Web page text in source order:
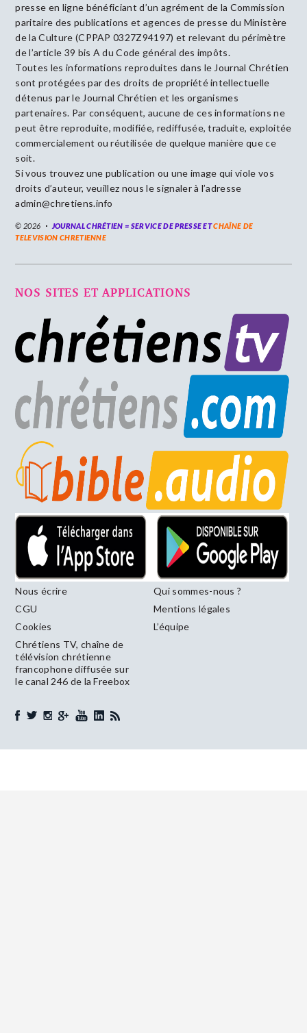
presse en ligne bénéficiant d’un agrément de la Commission
paritaire des publications et agences de presse du Ministère
de la Culture (CPPAP 0327Z94197) et relevant du périmètre
de l’article 39 bis A du Code général des impôts.
Toutes les informations reproduites dans le Journal Chrétien
sont protégées par des droits de propriété intellectuelle
détenus par le Journal Chrétien et les organismes
partenaires. Par conséquent, aucune de ces informations ne
peut être reproduite, modifiée, rediffusée, traduite, exploitée
commercialement ou réutilisée de quelque manière que ce
soit.
Si vous trouvez une publication ou une image qui viole vos
droits d’auteur, veuillez nous le signaler à l’adresse
admin@chretiens.info
© 2026 JOURNAL CHRÉTIEN = SERVICE DE PRESSE ETCHAÎNE DE
TELEVISION CHRETIENNE
NOS SITES ET APPLICATIONS
Nous écrire
Qui sommes-nous ?
CGU
Mentions légales
Cookies
L’équipe
Chrétiens TV, chaîne de
télévision chrétienne
francophone diffusée sur
le canal 246 de la Freebox